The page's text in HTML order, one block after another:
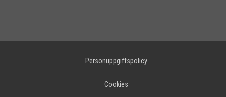
Personuppgiftspolicy
Cookies